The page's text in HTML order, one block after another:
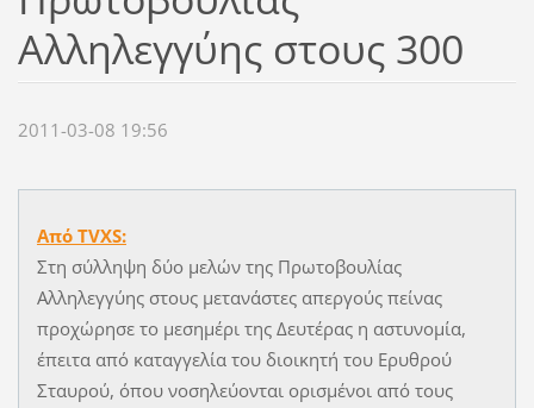
Αλληλεγγύης στους 300
2011-03-08 19:56
Από TVXS:
Στη σύλληψη δύο μελών της Πρωτοβουλίας
Αλληλεγγύης στους μετανάστες απεργούς πείνας
προχώρησε το μεσημέρι της Δευτέρας η αστυνομία,
έπειτα από καταγγελία του διοικητή του Ερυθρού
Σταυρού, όπου νοσηλεύονται ορισμένοι από τους